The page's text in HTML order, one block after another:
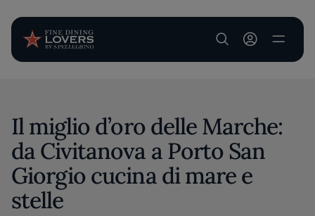
User account
Il miglio d’oro delle Marche:
da Civitanova a Porto San
Giorgio cucina di mare e
stelle